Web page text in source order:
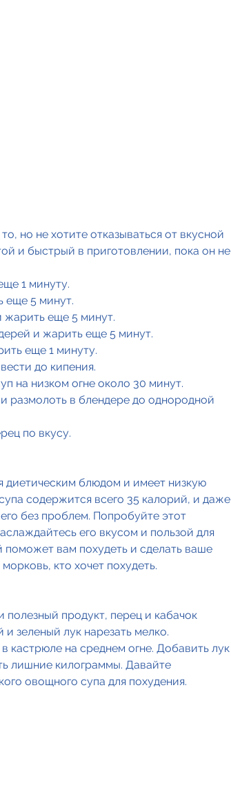
и быстрый в приготовлении, пока он не
1 минуту.
еще 5 минут.
жарить еще 5 минут.
и жарить еще 5 минут.
еще 1 минуту.
до кипения.
на низком огне около 30 минут.
размолоть в блендере до однородной
по вкусу.
диетическим блюдом и имеет низкую
содержится всего 35 калорий, и даже
без проблем. Попробуйте этот
его вкусом и пользой для
вам похудеть и сделать ваше
кто хочет похудеть.
продукт, перец и кабачок
зеленый лук нарезать мелко.
кастрюле на среднем огне. Добавить лук
лишние килограммы. Давайте
овощного супа для похудения.